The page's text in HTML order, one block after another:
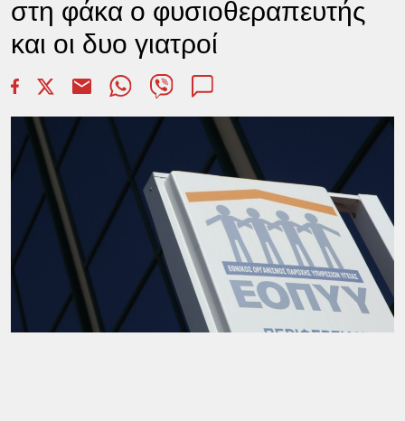
στη φάκα ο φυσιοθεραπευτής
και οι δυο γιατροί